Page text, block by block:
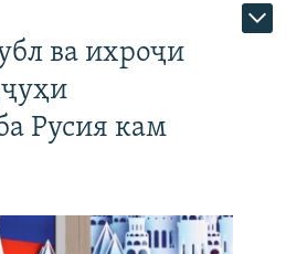
ва ихроҷи
Русия кам